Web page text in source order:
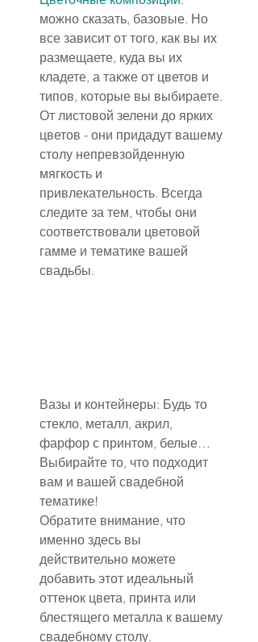
можно сказать, базовые. Но
все зависит от того, как вы их
размещаете, куда вы их
кладете, а также от цветов и
типов, которые вы выбираете.
От листовой зелени до ярких
цветов - они придадут вашему
столу непревзойденную
мягкость и
привлекательность. Всегда
следите за тем, чтобы они
соответствовали цветовой
гамме и тематике вашей
свадьбы.
Вазы и контейнеры: Будь то
стекло, металл, акрил,
фарфор с принтом, белые…
Выбирайте то, что подходит
вам и вашей свадебной
тематике!
Обратите внимание, что
именно здесь вы
действительно можете
добавить этот идеальный
оттенок цвета, принта или
блестящего металла к вашему
свадебному столу.